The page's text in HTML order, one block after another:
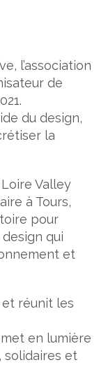
l’association
de
du design,
la
Valley
à Tours,
pour
qui
et
et réunit les
en lumière
solidaires et